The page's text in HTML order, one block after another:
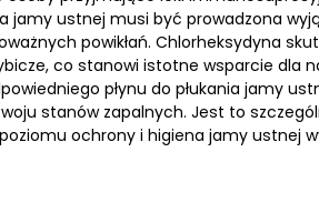
jamy ustnej musi być prowadzona
powikłań. Chlorheksydyna
co stanowi istotne wsparcie dla
płynu do płukania jamy
stanów zapalnych. Jest to
ochrony i higiena jamy ustnej